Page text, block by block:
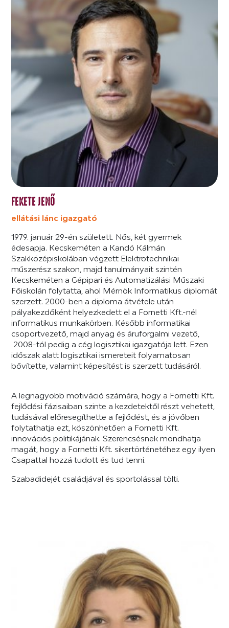
FEKETE JENŐ
ellátási lánc igazgató
1979. január 29-én született. Nős, két gyermek
édesapja. Kecskeméten a Kandó Kálmán
Szakközépiskolában végzett Elektrotechnikai
műszerész szakon, majd tanulmányait szintén
Kecskeméten a Gépipari és Automatizálási Műszaki
Főiskolán folytatta, ahol Mérnök Informatikus diplomát
szerzett. 2000-ben a diploma átvétele után
pályakezdőként helyezkedett el a Fornetti Kft.-nél
informatikus munkakörben. Később informatikai
csoportvezető, majd anyag és áruforgalmi vezető,
2008-tól pedig a cég logisztikai igazgatója lett. Ezen
időszak alatt logisztikai ismereteit folyamatosan
bővítette, valamint képesítést is szerzett tudásáról.
A legnagyobb motiváció számára, hogy a Fornetti Kft.
fejlődési fázisaiban szinte a kezdetektől részt vehetett,
tudásával előresegíthette a fejlődést, és a jövőben
folytathatja ezt, köszönhetően a Fornetti Kft.
innovációs politikájának. Szerencsésnek mondhatja
magát, hogy a Fornetti Kft. sikertörténetéhez egy ilyen
Csapattal hozzá tudott és tud tenni.
Szabadidejét családjával és sportolással tölti.